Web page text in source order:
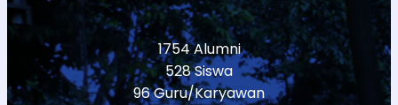
1754 Alumni
528 Siswa
96 Guru/Karyawan